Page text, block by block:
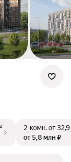
2-комн.от
от 5,8 млн ₽